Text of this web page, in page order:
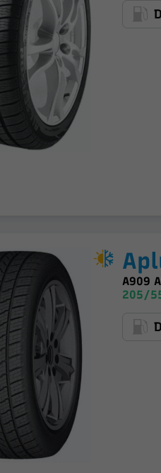
D
A909
205/
D